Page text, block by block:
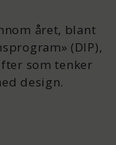
året, blant
(DIP),
som tenker
design.